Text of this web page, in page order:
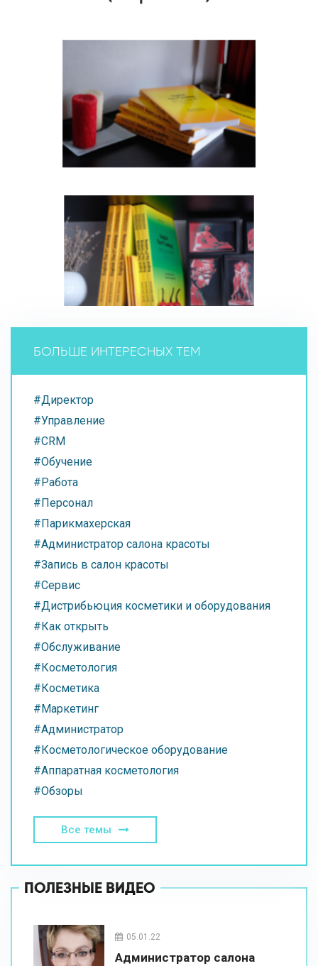
БОЛЬШЕ ИНТЕРЕСНЫХ ТЕМ
#Директор
#Управление
#CRM
#Обучение
#Работа
#Персонал
#Парикмахерская
#Администратор салона красоты
#Запись в салон красоты
#Сервис
#Дистрибьюция косметики и оборудования
#Как открыть
#Обслуживание
#Косметология
#Косметика
#Маркетинг
#Администратор
#Косметологическое оборудование
#Аппаратная косметология
#Обзоры
Все темы
ПОЛЕЗНЫЕ ВИДЕО
05.01.22
Администратор салона